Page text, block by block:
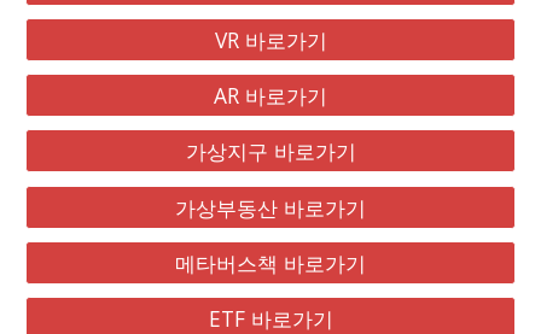
VR 바로가기
AR 바로가기
가상지구 바로가기
가상부동산 바로가기
메타버스책 바로가기
ETF 바로가기